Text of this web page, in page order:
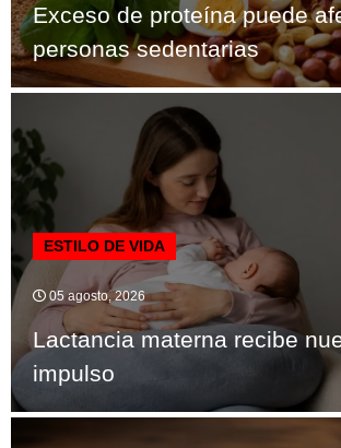
Exceso de proteína puede
personas sedentarias
ESTILO DE VIDA
05 agosto, 2026
Lactancia materna recibe
impulso